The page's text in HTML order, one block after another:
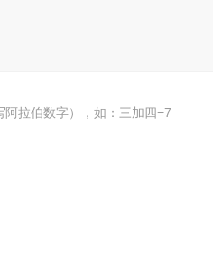
拉伯数字），如：三加四=7